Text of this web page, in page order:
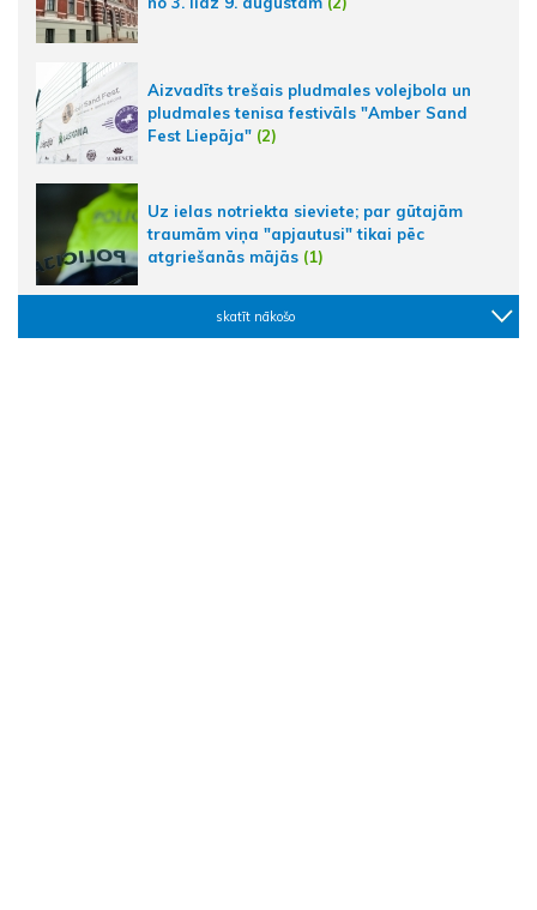
Aizvadīts trešais pludmales volejbola un
pludmales tenisa festivāls "Amber Sand
Fest Liepāja" (2)
Uz ielas notriekta sieviete; par gūtajām
traumām viņa "apjautusi" tikai pēc
atgriešanās mājās (1)
skatīt nākošo